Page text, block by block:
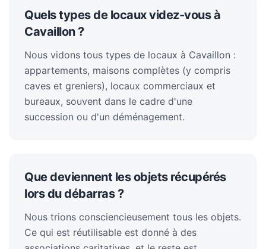
Quels types de locaux videz-vous à
Cavaillon ?
Nous vidons tous types de locaux à Cavaillon :
appartements, maisons complètes (y compris
caves et greniers), locaux commerciaux et
bureaux, souvent dans le cadre d'une
succession ou d'un déménagement.
Que deviennent les objets récupérés
lors du débarras ?
Nous trions consciencieusement tous les objets.
Ce qui est réutilisable est donné à des